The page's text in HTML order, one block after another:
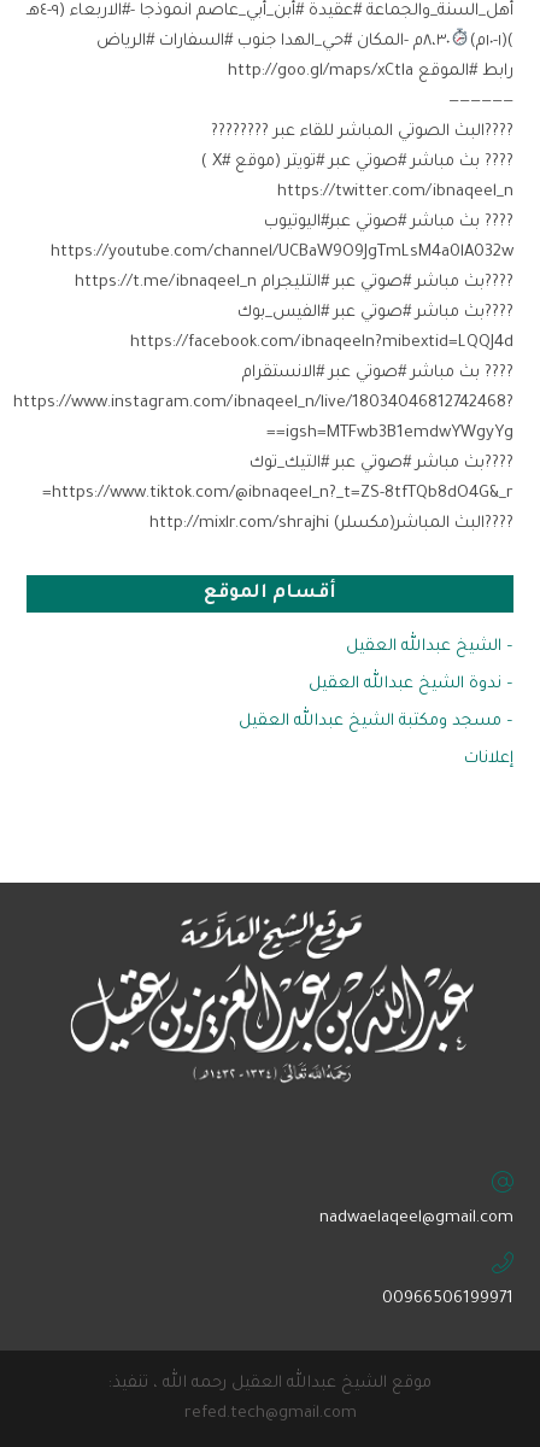
أهل_السنة_والجماعة #عقيدة #أبن_أبي_عاصم انموذجا -#الاربعاء ⁧(٩-٤هـ
)(١-١٠م)
٨،٣٠م -المكان #حي_الهدا جنوب #السفارات #الرياض
رابط #الموقع http://goo.gl/maps/xCtla
——————
????البث الصوتي المباشر للقاء عبر ????????
???? بث مباشر #صوتي عبر #تويتر (موقع #X ) ‏
https://twitter.com/ibnaqeel_n
???? بث مباشر #صوتي عبر#اليوتيوب ‏
https://youtube.com/channel/UCBaW9O9JgTmLsM4a0lA032w
????بث مباشر #صوتي عبر #التليجرام ‏https://t.me/ibnaqeel_n
????بث مباشر #صوتي عبر #الفيس_بوك
???? بث مباشر #صوتي عبر #الانستقرام
‏https://www.instagram.com/ibnaqeel_n/live/18034046812742468?
igsh=MTFwb3B1emdwYWgyYg==
????بث مباشر #صوتي عبر #التيك_توك
https://www.tiktok.com/@ibnaqeel_n?_t=ZS-8tfTQb8dO4G&_r=
????البث المباشر(مكسلر) http://mixlr.com/shrajhi
أقسام الموقع
– الشيخ عبدالله العقيل
– ندوة الشيخ عبدالله العقيل
– مسجد ومكتبة الشيخ عبدالله العقيل
إعلانات
‏nadwaelaqeel@gmail.com
00966506199971
موقع الشيخ عبدالله العقيل رحمه الله ، تنفيذ:
refed.tech@gmail.com